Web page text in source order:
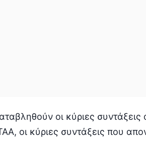
οι κύριες συντάξεις
οι κύριες συντάξεις που